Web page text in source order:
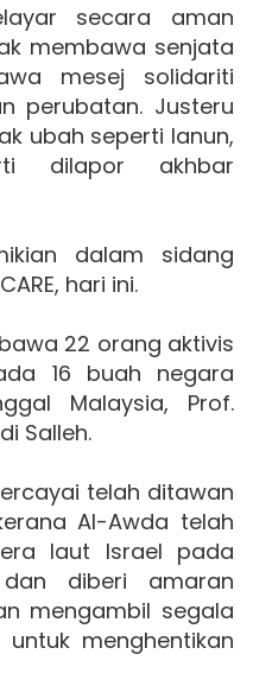
secara aman
membawa senjata
mesej solidariti
perubatan. Justeru
ubah seperti lanun,
dilapor akhbar
dalam sidang
hari ini.
22 orang aktivis
16 buah negara
Malaysia, Prof.
Salleh.
telah ditawan
Al-Awda telah
laut Israel pada
diberi amaran
mengambil segala
menghentikan